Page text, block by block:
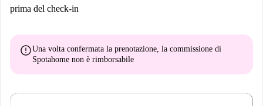
prima del check-in
errorUna volta confermata la prenotazione, la commissione di
Spotahome non è rimborsabile